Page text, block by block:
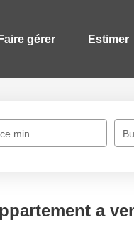
Faire gérer Estimer
min
a